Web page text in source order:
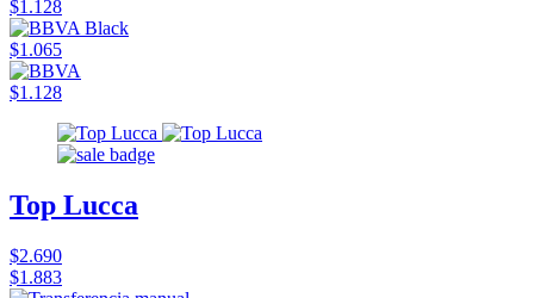
$1.128
$1.065
$1.128
Top Lucca
$2.690
$1.883